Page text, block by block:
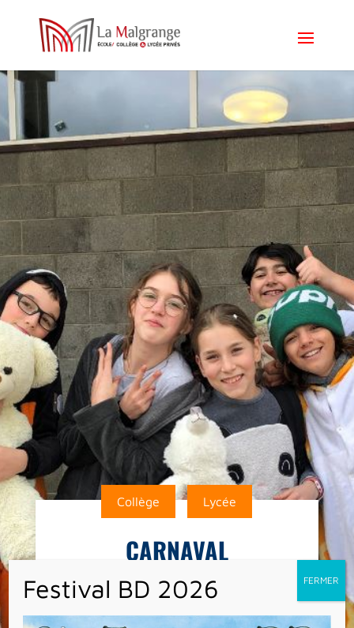
Collège Lycée
CARNAVAL